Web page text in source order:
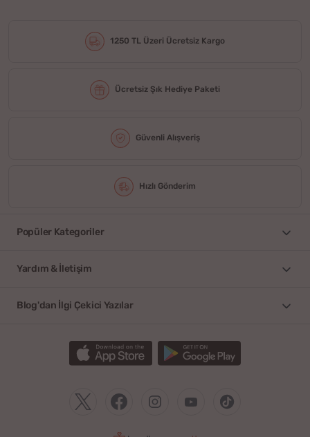
1250 TL Üzeri Ücretsiz Kargo
Ücretsiz Şık Hediye Paketi
Güvenli Alışveriş
Hızlı Gönderim
Popüler Kategoriler
Yardım & İletişim
Blog'dan İlgi Çekici Yazılar